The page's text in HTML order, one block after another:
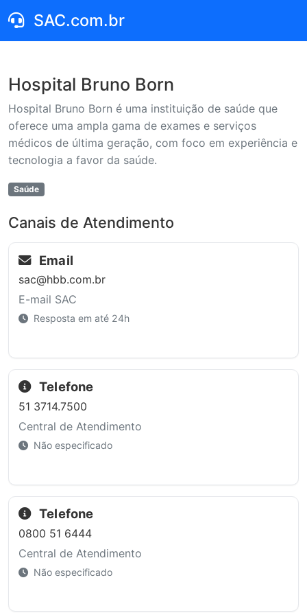
SAC.com.br
Hospital Bruno Born
Hospital Bruno Born é uma instituição de saúde que
oferece uma ampla gama de exames e serviços
médicos de última geração, com foco em experiência e
tecnologia a favor da saúde.
Saúde
Canais de Atendimento
Email
sac@hbb.com.br
E-mail SAC
Resposta em até 24h
Telefone
51 3714.7500
Central de Atendimento
Não especificado
Telefone
0800 51 6444
Central de Atendimento
Não especificado